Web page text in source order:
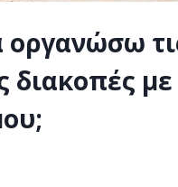
διακοπές με